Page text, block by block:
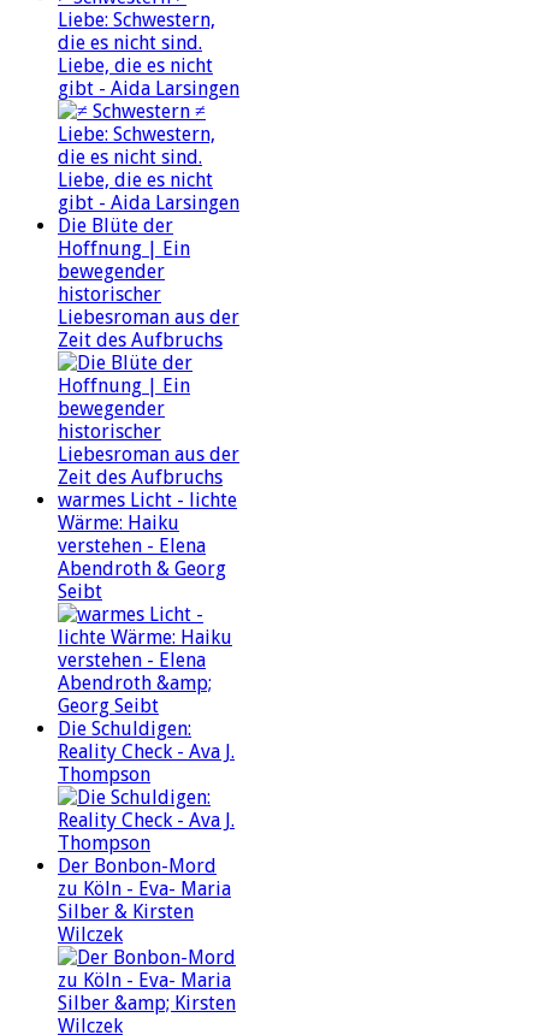
Liebe: Schwestern,
die es nicht sind.
Liebe, die es nicht
gibt - Aida Larsingen
Die Blüte der
Hoffnung | Ein
bewegender
historischer
Liebesroman aus der
Zeit des Aufbruchs
warmes Licht - lichte
Wärme: Haiku
verstehen - Elena
Abendroth & Georg
Seibt
Die Schuldigen:
Reality Check - Ava J.
Thompson
Der Bonbon-Mord
zu Köln - Eva- Maria
Silber & Kirsten
Wilczek